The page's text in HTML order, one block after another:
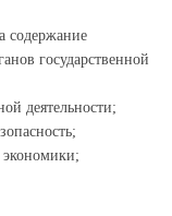
содержание
государственной
деятельности;